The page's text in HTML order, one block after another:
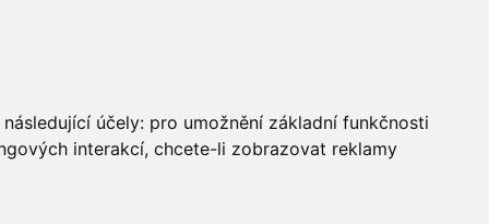
účely: pro umožnění základní funkčnosti
interakcí, chcete-li zobrazovat reklamy